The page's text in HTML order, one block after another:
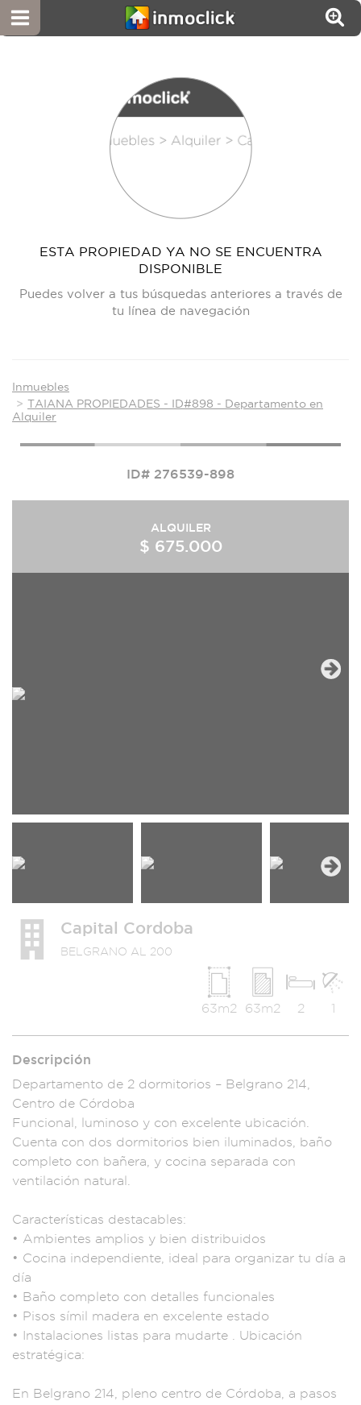
ESTA PROPIEDAD YA NO SE ENCUENTRA
DISPONIBLE
Puedes volver a tus búsquedas anteriores a través de
tu línea de navegación
Inmuebles
TAIANA PROPIEDADES - ID#898 - Departamento en
Alquiler
ID# 276539-898
ALQUILER
$ 675.000
Capital Cordoba
BELGRANO AL 200
1
2
63m2
63m2
Descripción
Departamento de 2 dormitorios – Belgrano 214,
Centro de Córdoba
Funcional,
luminoso y con exce lente ubicación.
Cuenta con dos dormitorios bien iluminados, baño
completo con bañera, y cocina separada con
ventilación natural.
Características destacables:
• Ambientes amplios y bien distribuidos
• Cocina independiente, ideal para organizar tu día a
día
• Baño completo con detalles funcionales
• Pisos símil madera en excelente estado
• Instalaciones listas para mudarte . Ubicación
estratégica:
En Belgrano 214, pleno centro de Córdoba, a pasos